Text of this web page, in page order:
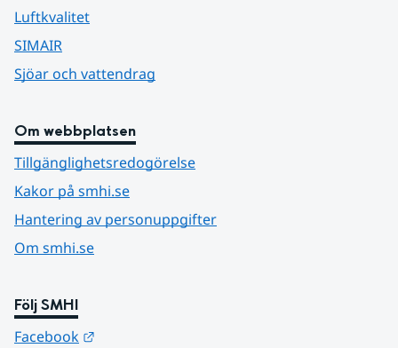
Luftkvalitet
SIMAIR
Sjöar och vattendrag
Om webbplatsen
Tillgänglighetsredogörelse
Kakor på smhi.se
Hantering av personuppgifter
Om smhi.se
Följ SMHI
Facebook